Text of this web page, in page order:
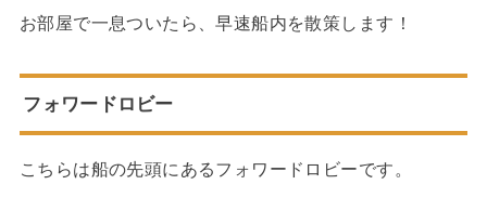
お部屋で一息ついたら、早速船内を散策します！
フォワードロビー
こちらは船の先頭にあるフォワードロビーです。